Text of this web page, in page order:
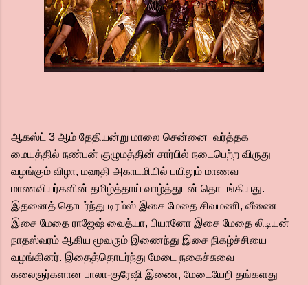
ஆகஸ்ட் 3 ஆம் தேதியன்று மாலை சென்னை வர்த்தக
மையத்தில் நண்பன் குழுமத்தின் சார்பில் நடைபெற்ற விருது
வழங்கும் விழா, மஹதி அகாடமியில் பயிலும் மாணவ
மாணவியர்களின் தமிழ்த்தாய் வாழ்த்துடன் தொடங்கியது.
இதனைத் தொடர்ந்து டிரம்ஸ் இசை மேதை சிவமணி, வீணை
இசை மேதை ராஜேஷ் வைத்யா, பியானோ இசை மேதை லிடியன்
நாதஸ்வரம் ஆகிய மூவரும் இணைந்து இசை நிகழ்ச்சியை
வழங்கினர். இதைத்தொடர்ந்து மேடை நகைச்சுவை
கலைஞர்களான பாலா-குரேஷி இணை, மேடையேறி தங்களது